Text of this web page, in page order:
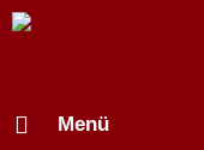
Menü